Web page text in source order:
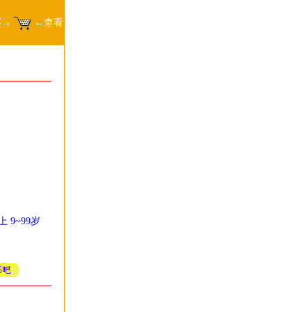
→ ←查看
9~99岁